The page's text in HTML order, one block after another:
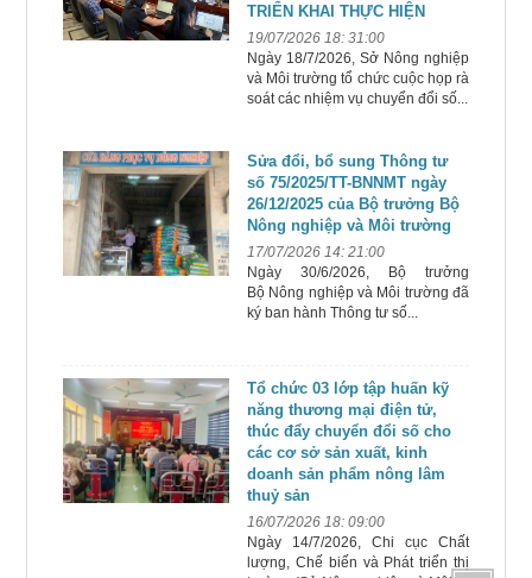
TRIỂN KHAI THỰC HIỆN
19/07/2026 18: 31:00
Ngày 18/7/2026, Sở Nông nghiệp
và Môi trường tổ chức cuộc họp rà
soát các nhiệm vụ chuyển đổi số...
Sửa đổi, bổ sung Thông tư
số 75/2025/TT-BNNMT ngày
26/12/2025 của Bộ trưởng Bộ
Nông nghiệp và Môi trường
17/07/2026 14: 21:00
Ngày 30/6/2026, Bộ trưởng
Bộ Nông nghiệp và Môi trường đã
ký ban hành Thông tư số...
Tổ chức 03 lớp tập huấn kỹ
năng thương mại điện tử,
thúc đẩy chuyển đổi số cho
các cơ sở sản xuất, kinh
doanh sản phẩm nông lâm
thuỷ sản
16/07/2026 18: 09:00
Ngày 14/7/2026, Chi cục Chất
lượng, Chế biến và Phát triển thị